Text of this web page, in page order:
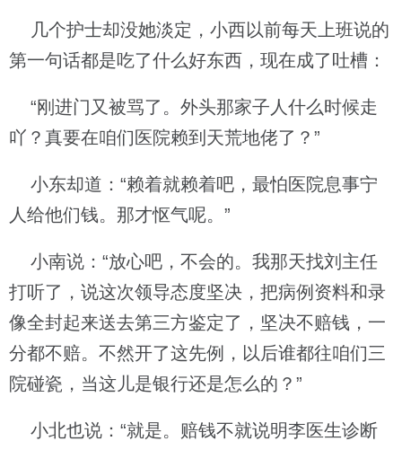
几个护士却没她淡定，小西以前每天上班说的
第一句话都是吃了什么好东西，现在成了吐槽：
“刚进门又被骂了。外头那家子人什么时候走
吖？真要在咱们医院赖到天荒地佬了？”
小东却道：“赖着就赖着吧，最怕医院息事宁
人给他们钱。那才怄气呢。”
小南说：“放心吧，不会的。我那天找刘主任
打听了，说这次领导态度坚决，把病例资料和录
像全封起来送去第三方鉴定了，坚决不赔钱，一
分都不赔。不然开了这先例，以后谁都往咱们三
院碰瓷，当这儿是银行还是怎么的？”
小北也说：“就是。赔钱不就说明李医生诊断